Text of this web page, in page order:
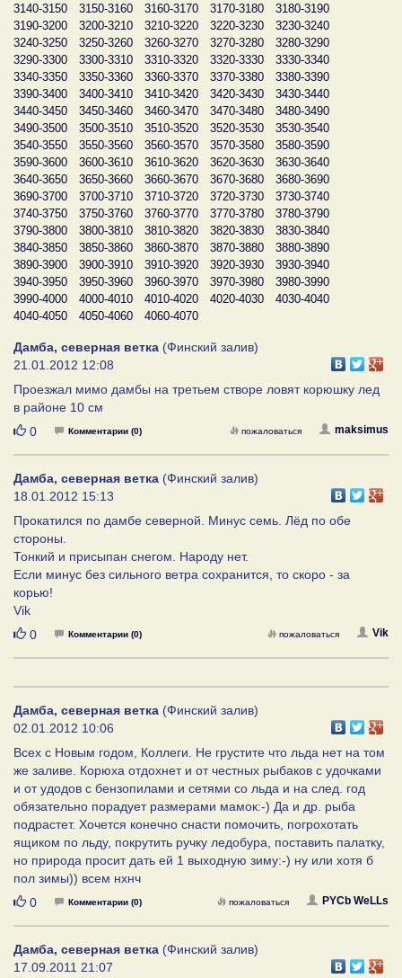
3140-3150
3150-3160 3160-3170 3170-3180
3180-3190
3190-3200
3200-3210 3210-3220 3220-3230
3230-3240
3240-3250
3250-3260 3260-3270 3270-3280
3280-3290
3290-3300
3300-3310 3310-3320 3320-3330
3330-3340
3340-3350
3350-3360 3360-3370 3370-3380
3380-3390
3390-3400
3400-3410 3410-3420 3420-3430
3430-3440
3440-3450
3450-3460 3460-3470 3470-3480
3480-3490
3490-3500
3500-3510 3510-3520 3520-3530
3530-3540
3540-3550
3550-3560 3560-3570 3570-3580
3580-3590
3590-3600
3600-3610 3610-3620 3620-3630
3630-3640
3640-3650
3650-3660 3660-3670 3670-3680
3680-3690
3690-3700
3700-3710 3710-3720 3720-3730
3730-3740
3740-3750
3750-3760 3760-3770 3770-3780
3780-3790
3790-3800
3800-3810 3810-3820 3820-3830
3830-3840
3840-3850
3850-3860 3860-3870 3870-3880
3880-3890
3890-3900
3900-3910 3910-3920 3920-3930
3930-3940
3940-3950
3950-3960 3960-3970 3970-3980
3980-3990
3990-4000
4000-4010 4010-4020 4020-4030
4030-4040
4040-4050
4050-4060 4060-4070
Дамба, северная ветка (Финский залив)
21.01.2012 12:08
Проезжал мимо дамбы на третьем створе ловят корюшку лед
в районе 10 см
Нравится
0 Комментарии (0) maksimus
пожаловаться
Дамба, северная ветка (Финский залив)
18.01.2012 15:13
Прокатился по дамбе северной. Минус семь. Лёд по обе
стороны.
Тонкий и присыпан снегом. Народу нет.
Если минус без сильного ветра сохранится, то скоро - за
корью!
Vik
Нравится
0 Комментарии (0) Vik
пожаловаться
Дамба, северная ветка (Финский залив)
02.01.2012 10:06
Всех с Новым годом, Коллеги. Не грустите что льда нет на том
же заливе. Корюха отдохнет и от честных рыбаков с удочками
и от удодов с бензопилами и сетями со льда и на след. год
обязательно порадует размерами мамок:-) Да и др. рыба
подрастет. Хочется конечно снасти помочить, погрохотать
ящиком по льду, покрутить ручку ледобура, поставить палатку,
но природа просит дать ей 1 выходную зиму:-) ну или хотя б
пол зимы)) всем нхнч
Нравится
0 Комментарии (0) PYCb WeLLs
пожаловаться
Дамба, северная ветка (Финский залив)
17.09.2011 21:07